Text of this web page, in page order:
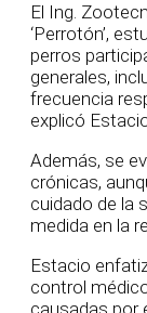
El Ing.
‘Perrotón’,
perros
generales,
frecuencia
explicó
Además, se
crónicas,
cuidado de la
medida en la
Estacio
control